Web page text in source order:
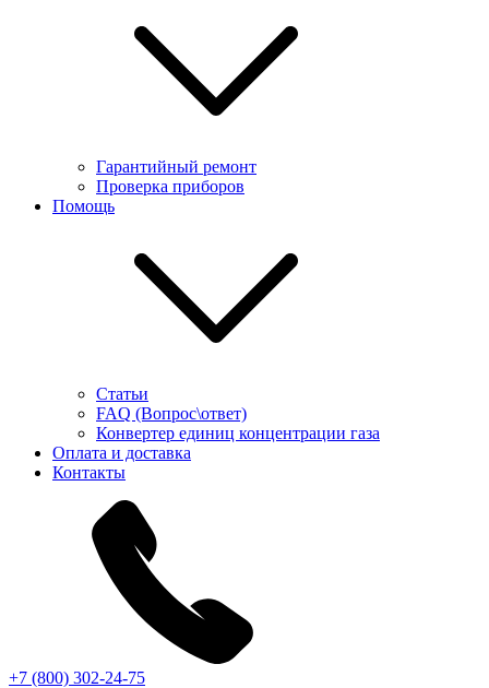
Гарантийный ремонт
Проверка приборов
Помощь
Статьи
FAQ (Вопрос\ответ)
Конвертер единиц концентрации газа
Оплата и доставка
Контакты
+7 (800) 302-24-75